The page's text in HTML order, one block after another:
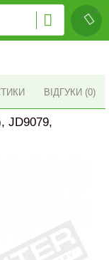
ВІДГУКИ (0)
JD9079,